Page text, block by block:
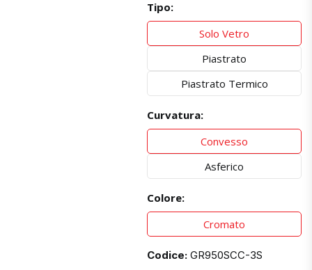
Tipo:
Solo Vetro
Piastrato
Piastrato Termico
Curvatura:
Convesso
Asferico
Colore:
Cromato
Codice: GR950SCC-3S